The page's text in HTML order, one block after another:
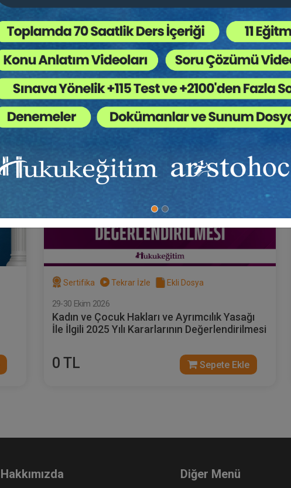
%25 Hukuk Eğitim
Sertifika Tekrar İzle Ekli Dosya
29-30 Ekim 2026
Kadın ve Çocuk Hakları ve Ayrımcılık Yasağı
İle İlgili 2025 Yılı Kararlarının Değerlendirilmesi
0 TL Sepete Ekle
Hakkımızda Diğer Menü